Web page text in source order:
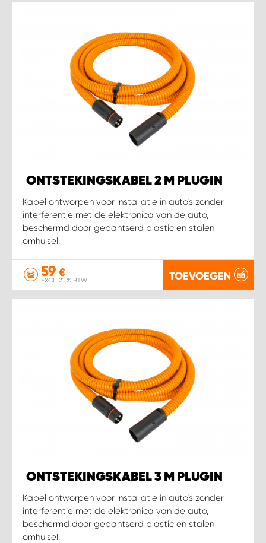
ONTSTEKINGSKABEL 2 M PLUGIN
Kabel ontworpen voor installatie in auto's zonder
interferentie met de elektronica van de auto,
beschermd door gepantserd plastic en stalen
omhulsel.
59 €
EXCL. 21 % BTW TOEVOEGEN
ONTSTEKINGSKABEL 3 M PLUGIN
Kabel ontworpen voor installatie in auto's zonder
interferentie met de elektronica van de auto,
beschermd door gepantserd plastic en stalen
omhulsel.